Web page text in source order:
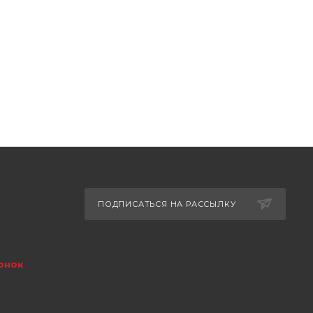
ПОДПИСАТЬСЯ НА РАССЫЛКУ